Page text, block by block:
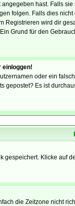
hast. Falls
folgen. Falls dies
Registrieren wird dir
Grund für den
einloggen!
oder ein
gepostet? Es ist
gespeichert. Klicke auf
die Zeitzone nicht